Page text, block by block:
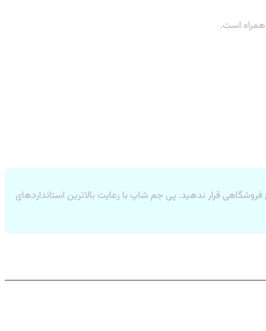
همراه است.
قرار ندهید. پی جم شاپ با رعایت بالاترین استانداردهای